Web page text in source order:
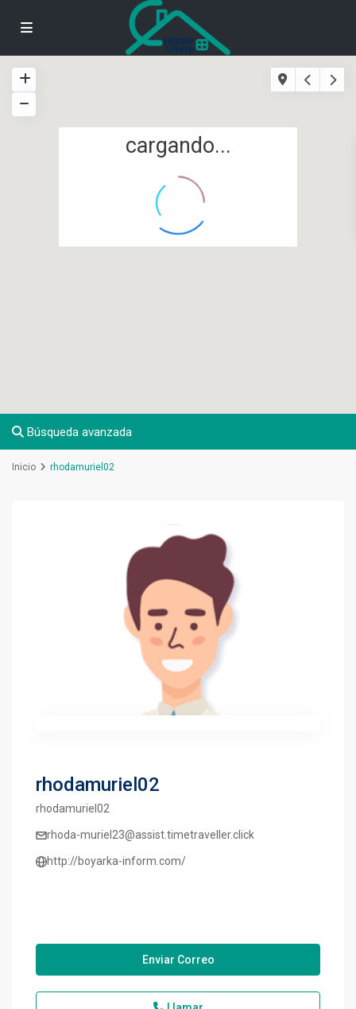
cargando...
Búsqueda avanzada
Inicio rhodamuriel02
rhodamuriel02
rhodamuriel02
rhoda-muriel23@assist.timetraveller.click
http://boyarka-inform.com/
Enviar Correo